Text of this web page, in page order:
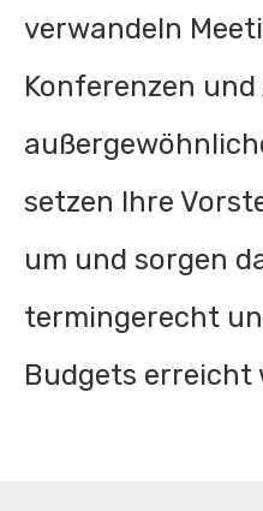
verwandeln
Konferenzen
setzen Ihre
um und sorgen
termingerecht
Budgets erreicht